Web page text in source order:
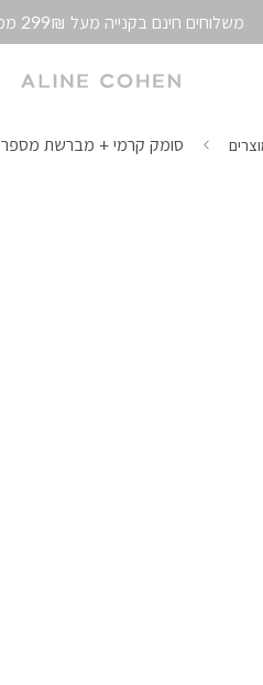
סומק קרמי + מברשת מספר 9 - Blush Combo - Regina